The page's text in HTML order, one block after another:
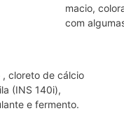
macio,
com
cloreto de cálcio
(INS 140i),
e fermento.